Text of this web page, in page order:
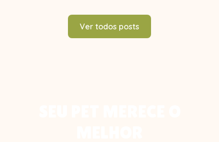
Ver todos posts